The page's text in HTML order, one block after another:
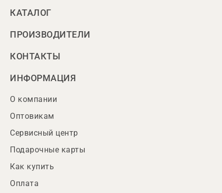
КАТАЛОГ
ПРОИЗВОДИТЕЛИ
КОНТАКТЫ
ИНФОРМАЦИЯ
О компании
Оптовикам
Сервисный центр
Подарочные карты
Как купить
Оплата